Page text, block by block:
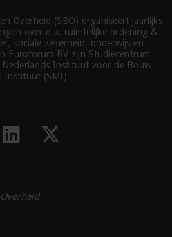
Overheid (SBO) organiseert jaarlijks
over o.a. ruimtelijke ordening &
sociale zekerheid, onderwijs en
Euroforum BV zijn Studiecentrum
Instituut voor de Bouw
Instituut (SMI).